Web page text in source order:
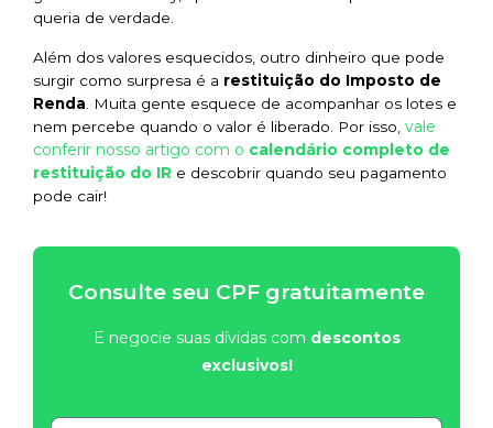
queria de verdade.
Além dos valores esquecidos, outro dinheiro que pode
surgir como surpresa é a restituição do Imposto de
Renda . Muita gente esquece de acompanhar os lotes e
nem percebe quando o valor é liberado. Por isso, vale
conferir nosso artigo com o calendário completo de
restituição do IR e descobrir quando seu pagamento
pode cair!
Consulte seu CPF gratuitamente
E negocie suas dívidas com descontos
exclusivos!